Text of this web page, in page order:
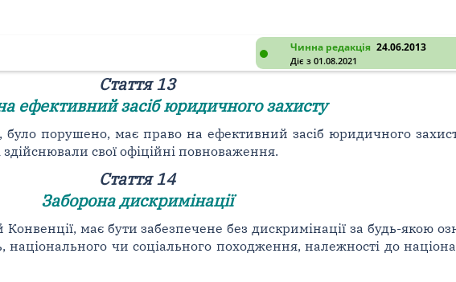
Чинна редакція 24.06.2013
Діє з 01.08.2021